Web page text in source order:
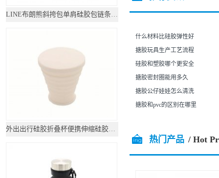
什么材料比硅胶弹性好
搪胶玩具生产工艺流程
硅胶和塑胶哪个更安全
搪胶密封圈能用多久
搪胶公仔娃娃怎么清洗
搪胶和pvc的区别在哪里
热门产品 / Hot
LINE布朗熊斜挎包单肩硅胶包链条包可妮兔女化妆
外出出行硅胶折叠杯便携伸缩硅胶水杯